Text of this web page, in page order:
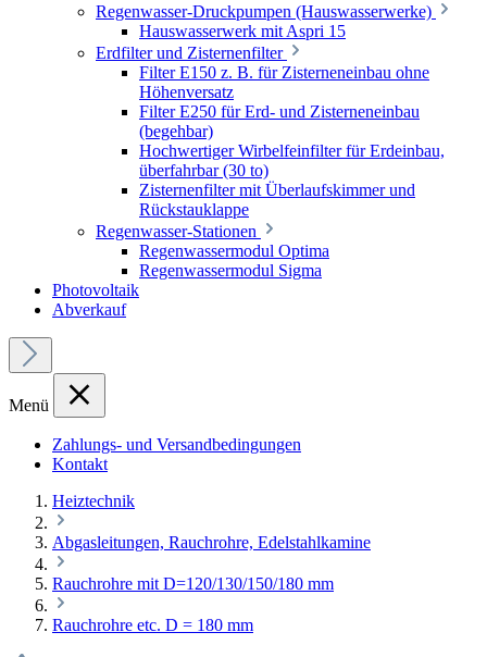
Regenwasser-Druckpumpen (Hauswasserwerke)
Hauswasserwerk mit Aspri 15
Erdfilter und Zisternenfilter
Filter E150 z. B. für Zisterneneinbau ohne
Höhenversatz
Filter E250 für Erd- und Zisterneneinbau
(begehbar)
Hochwertiger Wirbelfeinfilter für Erdeinbau,
überfahrbar (30 to)
Zisternenfilter mit Überlaufskimmer und
Rückstauklappe
Regenwasser-Stationen
Regenwassermodul Optima
Regenwassermodul Sigma
Photovoltaik
Abverkauf
Menü
Zahlungs- und Versandbedingungen
Kontakt
Heiztechnik
Abgasleitungen, Rauchrohre, Edelstahlkamine
Rauchrohre mit D=120/130/150/180 mm
Rauchrohre etc. D = 180 mm